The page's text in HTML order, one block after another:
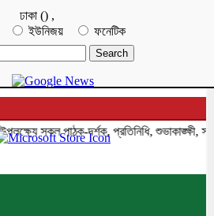
ঢাকা () ,
ইউনিজয় ফনেটিক
সকল পাঠক-দর্শক, প্রতিনিধি, শুভাকাঙ্ক্ষী,